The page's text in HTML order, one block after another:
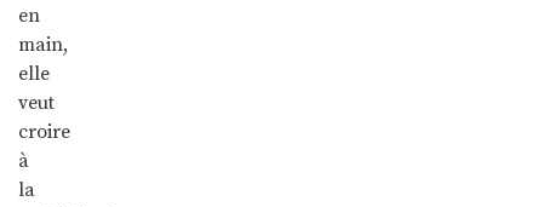
en
main,
elle
veut
croire
à
la